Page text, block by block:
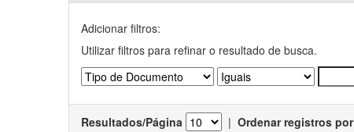
Adicionar filtros:
Utilizar filtros para refinar o resultado de busca.
Resultados/Página | Ordenar registros por